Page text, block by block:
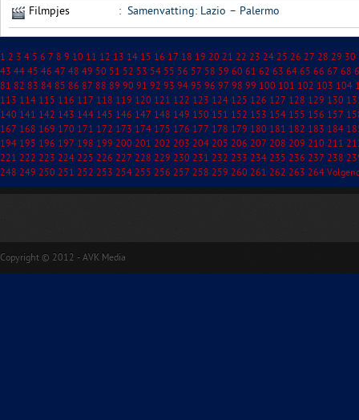
Filmpjes : Samenvatting: Lazio – Palermo
1 2 3 4 5 6 7 8 9 10 11 12 13 14 15 16 17 18 19 20 21 22 23 24 25 26 27 28 29 30
43 44 45 46 47 48 49 50 51 52 53 54 55 56 57 58 59 60 61 62 63 64 65 66 67 68
81 82 83 84 85 86 87 88 89 90 91 92 93 94 95 96 97 98 99 100 101 102 103 104
113 114 115 116 117 118 119 120 121 122 123 124 125 126 127 128 129 130
140 141 142 143 144 145 146 147 148 149 150 151 152 153 154 155 156 157
167 168 169 170 171 172 173 174 175 176 177 178 179 180 181 182 183 184
194 195 196 197 198 199 200 201 202 203 204 205 206 207 208 209 210 211
221 222 223 224 225 226 227 228 229 230 231 232 233 234 235 236 237 238
248 249 250 251 252 253 254 255 256 257 258 259 260 261 262 263 264
Copyright © 2012 - AVK Media